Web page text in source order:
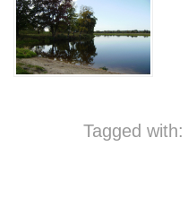
Tagged with: